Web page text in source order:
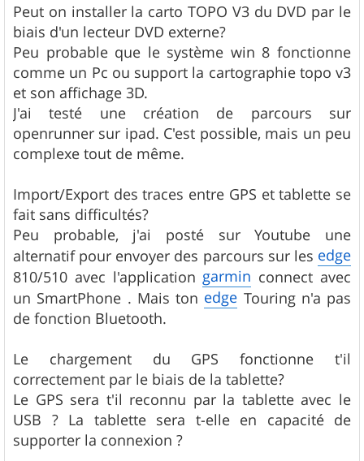
Peut on installer la carto TOPO V3 du DVD par le
biais d'un lecteur DVD externe?
Peu probable que le système win 8 fonctionne
comme un Pc ou support la cartographie topo v3
et son affichage 3D.
J'ai testé une création de parcours sur
openrunner sur ipad. C'est possible, mais un peu
complexe tout de même.
Import/Export des traces entre GPS et tablette se
fait sans difficultés?
Peu probable, j'ai posté sur Youtube une
alternatif pour envoyer des parcours sur les edge
810/510 avec l'application garmin connect avec
un SmartPhone . Mais ton edge Touring n'a pas
de fonction Bluetooth.
Le chargement du GPS fonctionne t'il
correctement par le biais de la tablette?
Le GPS sera t'il reconnu par la tablette avec le
USB ? La tablette sera t-elle en capacité de
supporter la connexion ?